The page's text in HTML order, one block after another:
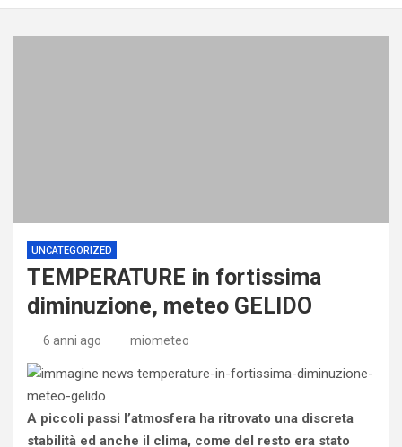
UNCATEGORIZED
TEMPERATURE in fortissima
diminuzione, meteo GELIDO
6 anni ago miometeo
A piccoli passi l’atmosfera ha ritrovato una discreta
stabilità ed anche il clima, come del resto era stato